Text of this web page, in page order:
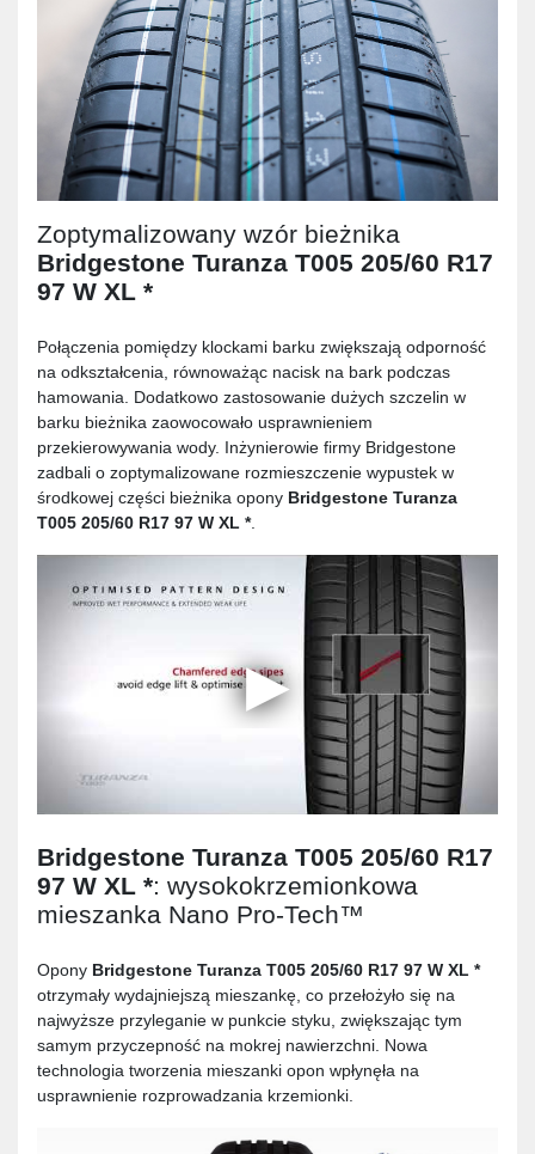
Zoptymalizowany wzór bieżnika
Bridgestone Turanza T005 205/60 R17
97 W XL *
Połączenia pomiędzy klockami barku zwiększają odporność
na odkształcenia, równoważąc nacisk na bark podczas
hamowania. Dodatkowo zastosowanie dużych szczelin w
barku bieżnika zaowocowało usprawnieniem
przekierowywania wody. Inżynierowie firmy Bridgestone
zadbali o zoptymalizowane rozmieszczenie wypustek w
środkowej części bieżnika opony Bridgestone Turanza
T005 205/60 R17 97 W XL *.
Bridgestone Turanza T005 205/60 R17
97 W XL *: wysokokrzemionkowa
mieszanka Nano Pro-Tech™
Opony Bridgestone Turanza T005 205/60 R17 97 W XL *
otrzymały wydajniejszą mieszankę, co przełożyło się na
najwyższe przyleganie w punkcie styku, zwiększając tym
samym przyczepność na mokrej nawierzchni. Nowa
technologia tworzenia mieszanki opon wpłynęła na
usprawnienie rozprowadzania krzemionki.